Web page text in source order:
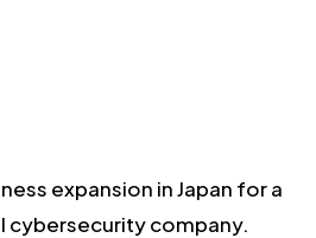
expansion in Japan for a
cybersecurity company.